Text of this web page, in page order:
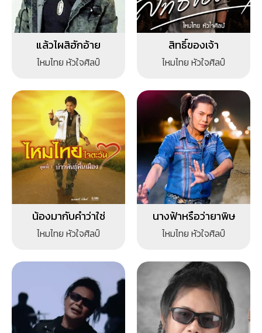
แล้วไผสิฮักอ้าย
ไหมไทย หัวใจศิลป์
สิทธิ์ของเจ้า
ไหมไทย หัวใจศิลป์
น้องมากับคำว่าใช่
ไหมไทย หัวใจศิลป์
นางฟ้าหรือว่ายาพิษ
ไหมไทย หัวใจศิลป์